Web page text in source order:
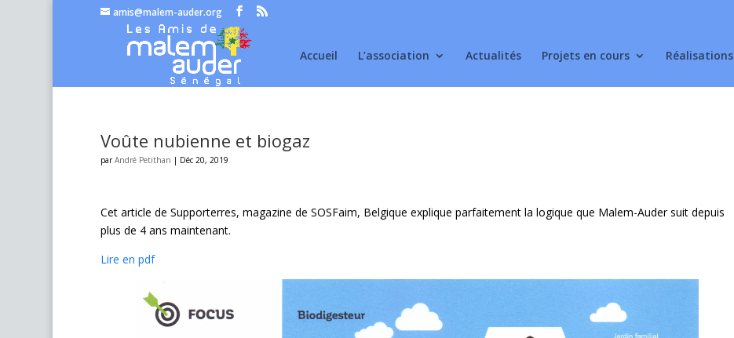
amis@malem-auder.org
Accueil L’association Actualités Projets en cours Réalisations
Voûte nubienne et biogaz
parAndré Petithan | Déc 20, 2019
Cet article de Supporterres, magazine de SOSFaim, Belgique explique parfaitement la logique que Malem-Auder suit depuis
plus de 4 ans maintenant.
Lire en pdf